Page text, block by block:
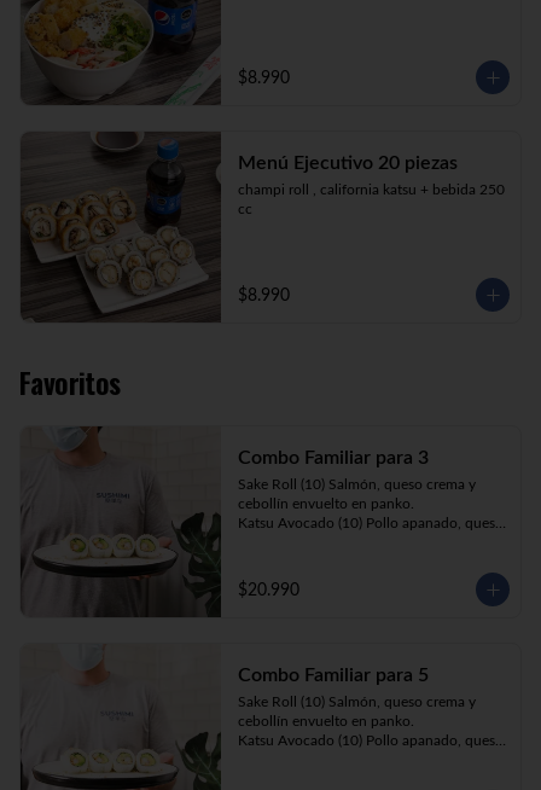
$8.990
Menú Ejecutivo 20 piezas
champi roll , california katsu + bebida 250
cc
$8.990
Favoritos
Combo Familiar para 3
Sake Roll (10) Salmón, queso crema y
cebollín envuelto en panko.
Katsu Avocado (10) Pollo apanado, queso
y palta envuelta en sésamo o ciboulette.
Gyosas a elección (5u) + Bebida 1.5lt a
**Imagen Referencial**
$20.990
Combo Familiar para 5
Sake Roll (10) Salmón, queso crema y
cebollín envuelto en panko.
Katsu Avocado (10) Pollo apanado, queso